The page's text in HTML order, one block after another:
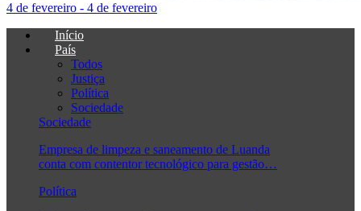
4 de fevereiro - 4 de fevereiro
Início
País
Todos
Justiça
Política
Sociedade
Sociedade
Empresa de limpeza e saneamento de Luanda
conta com contentor tecnológico para gestão…
Política